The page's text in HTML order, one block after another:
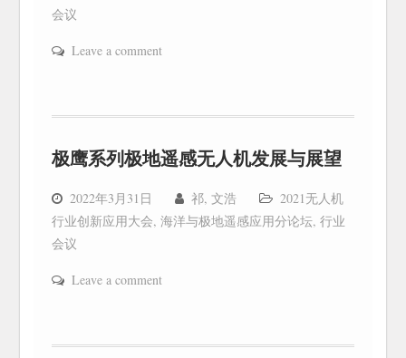
会议
Leave a comment
极鹰系列极地遥感无人机发展与展望
2022年3月31日 祁, 文浩
2021无人机
行业创新应用大会,海洋与极地遥感应用分论坛,行业
会议
Leave a comment